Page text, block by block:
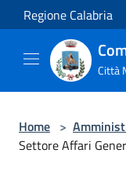
Salta al contenuto
Regione Calabria
Città
Home >
Settore Affari